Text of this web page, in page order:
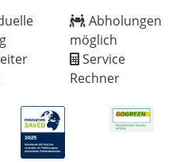
Abholungen
möglich
Service
Rechner